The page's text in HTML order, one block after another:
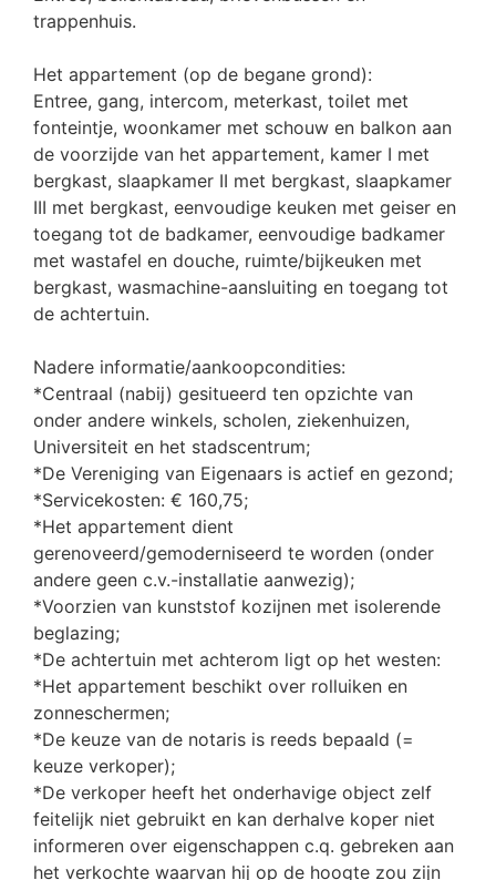
trappenhuis.
Het appartement (op de begane grond):
Entree, gang, intercom, meterkast, toilet met
fonteintje, woonkamer met schouw en balkon aan
de voorzijde van het appartement, kamer I met
bergkast, slaapkamer II met bergkast, slaapkamer
III met bergkast, eenvoudige keuken met geiser en
toegang tot de badkamer, eenvoudige badkamer
met wastafel en douche, ruimte/bijkeuken met
bergkast, wasmachine-aansluiting en toegang tot
de achtertuin.
Nadere informatie/aankoopcondities:
*Centraal (nabij) gesitueerd ten opzichte van
onder andere winkels, scholen, ziekenhuizen,
Universiteit en het stadscentrum;
*De Vereniging van Eigenaars is actief en gezond;
*Servicekosten: € 160,75;
*Het appartement dient
gerenoveerd/gemoderniseerd te worden (onder
andere geen c.v.-installatie aanwezig);
*Voorzien van kunststof kozijnen met isolerende
beglazing;
*De achtertuin met achterom ligt op het westen:
*Het appartement beschikt over rolluiken en
zonneschermen;
*De keuze van de notaris is reeds bepaald (=
keuze verkoper);
*De verkoper heeft het onderhavige object zelf
feitelijk niet gebruikt en kan derhalve koper niet
informeren over eigenschappen c.q. gebreken aan
het verkochte waarvan hij op de hoogte zou zijn